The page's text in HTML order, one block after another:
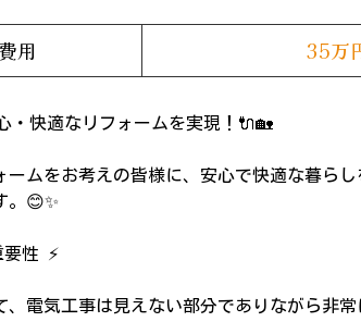
用 35万
・快適なリフォームを実現！🔌🏡
ームをお考えの皆様に、安心で快適な暮ら
。😊✨
性 ⚡️
、電気工事は見えない部分でありながら非